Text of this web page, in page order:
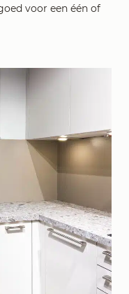
voor een één of